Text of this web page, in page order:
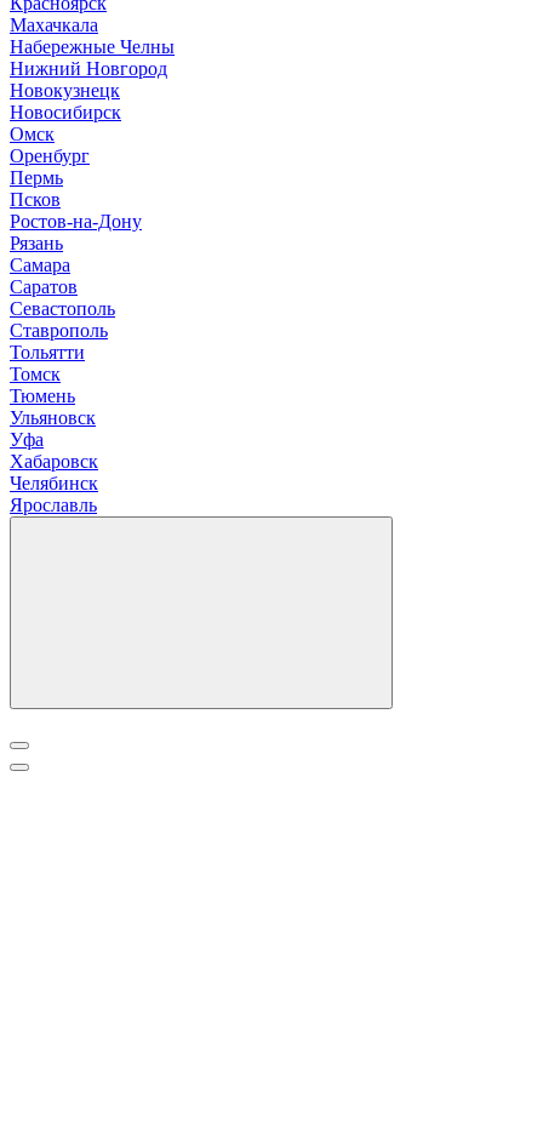
Махачкала
Набережные Челны
Нижний Новгород
Новокузнецк
Новосибирск
Омск
Оренбург
Пермь
Псков
Ростов-на-Дону
Рязань
Самара
Саратов
Севастополь
Ставрополь
Тольятти
Томск
Тюмень
Ульяновск
Уфа
Хабаровск
Челябинск
Ярославль